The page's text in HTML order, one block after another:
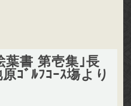
葉書 第壱集｣長
ｺﾞﾙﾌｺｰｽ塲より